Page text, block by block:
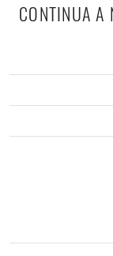
CONTINUA A